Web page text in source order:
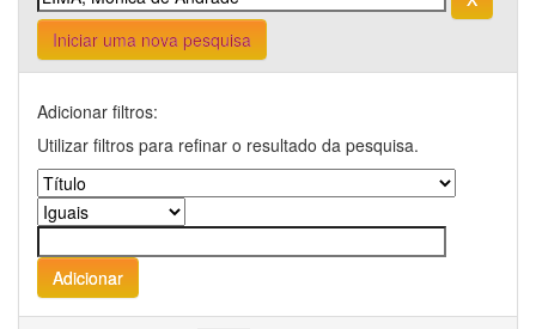
Iniciar uma nova pesquisa
Adicionar filtros:
Utilizar filtros para refinar o resultado da pesquisa.